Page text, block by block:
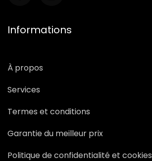
Informations
À propos
Services
Termes et conditions
Garantie du meilleur prix
Politique de confidentialité et cookies